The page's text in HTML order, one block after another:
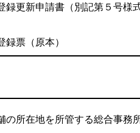
録更新申請書（別記第５号様式
票（原本）
の所在地を所管する総合事務